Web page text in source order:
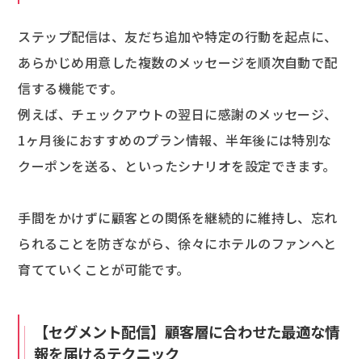
ステップ配信は、友だち追加や特定の行動を起点に、
あらかじめ用意した複数のメッセージを順次自動で配
信する機能です。
例えば、チェックアウトの翌日に感謝のメッセージ、
1ヶ月後におすすめのプラン情報、半年後には特別な
クーポンを送る、といったシナリオを設定できます。
手間をかけずに顧客との関係を継続的に維持し、忘れ
られることを防ぎながら、徐々にホテルのファンへと
育てていくことが可能です。
【セグメント配信】顧客層に合わせた最適な情
報を届けるテクニック